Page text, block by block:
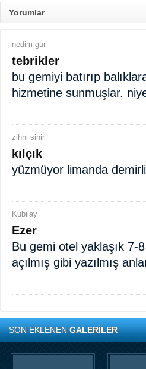
Yorumlar
nedim gür
tebrikler
bu gemiyi batırıp
hizmetine sunmuşlar.
zihni sinir
kılçık
yüzmüyor limanda
Kubilay
Ezer
Bu gemi otel yaklaşık 7-
açılmış gibi yazılmış
SON EKLENENGALERİLER